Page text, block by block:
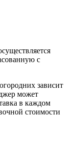
с
зависит
может
в каждом
стоимости